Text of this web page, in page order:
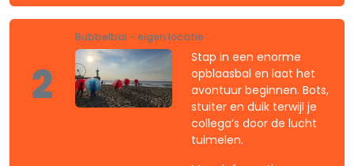
2
Bubbelbal - eigen locatie
Stap in een enorme
opblaasbal en laat het
avontuur beginnen. Bots,
stuiter en duik terwijl je
collega’s door de lucht
tuimelen.